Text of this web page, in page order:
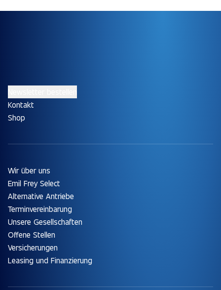
Kontakt
Shop
Wir über uns
Emil Frey Select
Alternative Antriebe
Terminvereinbarung
Unsere Gesellschaften
Offene Stellen
Versicherungen
Leasing und Finanzierung